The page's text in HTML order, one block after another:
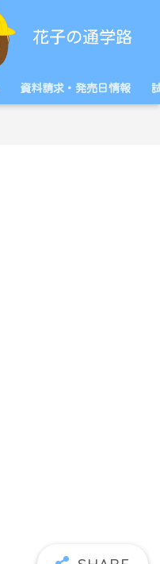
資料請求・発売日情報